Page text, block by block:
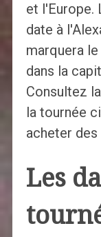
et l'Europe.
date à
marquera
dans la
Consultez
la tournée
acheter
Les